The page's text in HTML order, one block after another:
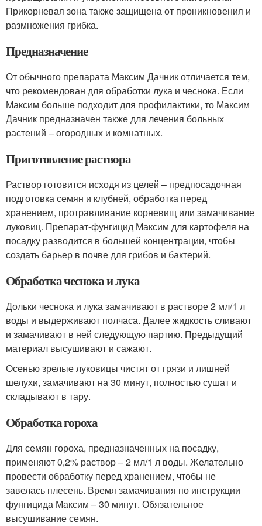
Прикорневая зона также защищена от проникновения и
размножения грибка.
Предназначение
От обычного препарата Максим Дачник отличается тем,
что рекомендован для обработки лука и чеснока. Если
Максим больше подходит для профилактики, то Максим
Дачник предназначен также для лечения больных
растений – огородных и комнатных.
Приготовление раствора
Раствор готовится исходя из целей – предпосадочная
подготовка семян и клубней, обработка перед
хранением, протравливание корневищ или замачивание
луковиц. Препарат-фунгицид Максим для картофеля на
посадку разводится в большей концентрации, чтобы
создать барьер в почве для грибов и бактерий.
Обработка чеснока и лука
Дольки чеснока и лука замачивают в растворе 2 мл/1 л
воды и выдерживают полчаса. Далее жидкость сливают
и замачивают в ней следующую партию. Предыдущий
материал высушивают и сажают.
Осенью зрелые луковицы чистят от грязи и лишней
шелухи, замачивают на 30 минут, полностью сушат и
складывают в тару.
Обработка гороха
Для семян гороха, предназначенных на посадку,
применяют 0,2% раствор – 2 мл/1 л воды. Желательно
провести обработку перед хранением, чтобы не
завелась плесень. Время замачивания по инструкции
фунгицида Максим – 30 минут. Обязательное
высушивание семян.